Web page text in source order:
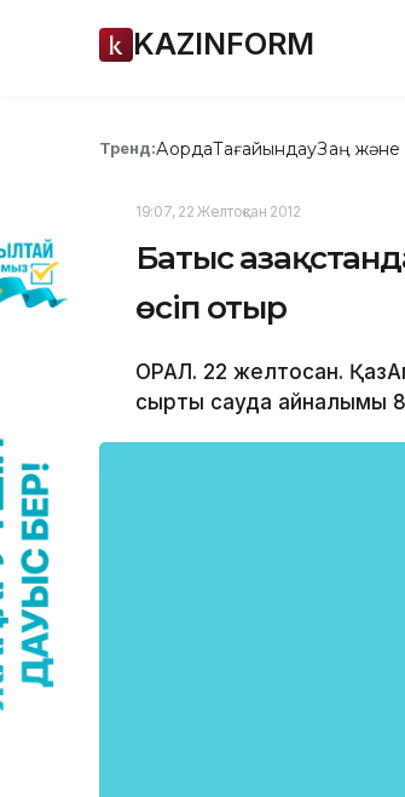
KAZINFORM
Тренд:АқордаТағайындауЗаң және
19:07, 22 Желтоқсан 2012
Батыс
өсіп отыр
ОРАЛ. 22 желтоқсан.
сыртқы сауда айналымы